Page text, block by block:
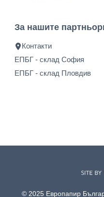
За нашите
Контакти
ЕПБГ - склад София
ЕПБГ - склад Пловдив
© 2025 Европапир